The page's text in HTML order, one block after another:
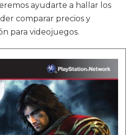
ayudarte a hallar los
comparar precios y
para videojuegos.